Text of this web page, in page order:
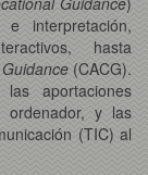
interpretación,
hasta
(CACG).
aportaciones
ordenador, y las
(TIC) al